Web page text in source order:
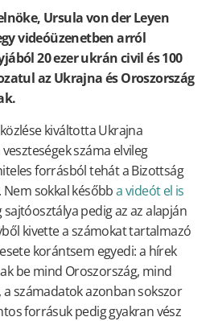
Ursula von der Leyen
videóüzenetben arról
20 ezer ukrán civil és 100
az Ukrajna és Oroszország
kiváltotta Ukrajna
száma elvileg
forrásból tehát a Bizottság
sokkal későbba videót el is
sajtóosztálya pedig az az alapján
kivette a számokat tartalmazó
korántsem egyedi: a hírek
be mind Oroszország, mind
számadatok azonban sokszor
forrásuk pedig gyakran vész